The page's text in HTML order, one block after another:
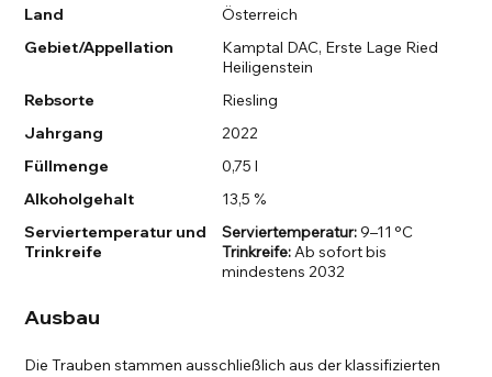
Land
Österreich
Gebiet/Appellation
Kamptal DAC, Erste Lage Ried
Heiligenstein
Rebsorte
Riesling
Jahrgang
2022
Füllmenge
0,75 l
Alkoholgehalt
13,5 %
Serviertemperatur und
Trinkreife
Serviertemperatur:9–11 °C
Trinkreife:Ab sofort bis
mindestens 2032
Ausbau
Die Trauben stammen ausschließlich aus der klassifizierten